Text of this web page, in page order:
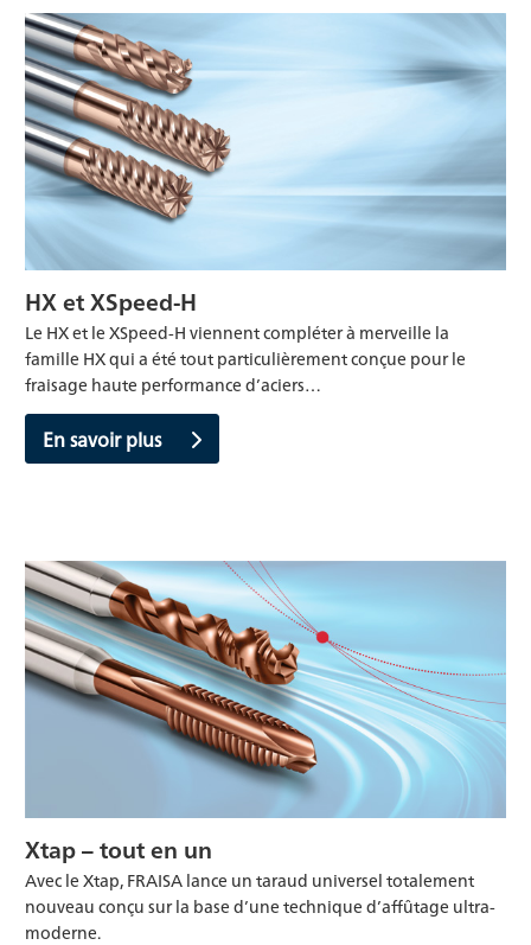
HX et XSpeed-H
Le HX et le XSpeed-H viennent compléter à merveille la
famille HX qui a été tout particulièrement conçue pour le
fraisage haute performance d’aciers…
En savoir plus
Xtap – tout en un
Avec le Xtap, FRAISA lance un taraud universel totalement
nouveau conçu sur la base d’une technique d’affûtage ultra-
moderne.